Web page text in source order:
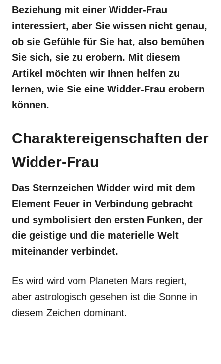
Beziehung mit einer Widder-Frau
interessiert, aber Sie wissen nicht genau,
ob sie Gefühle für Sie hat, also bemühen
Sie sich, sie zu erobern. Mit diesem
Artikel möchten wir Ihnen helfen zu
lernen, wie Sie eine Widder-Frau erobern
können.
Charaktereigenschaften der
Widder-Frau
Das Sternzeichen Widder wird mit dem
Element Feuer in Verbindung gebracht
und symbolisiert den ersten Funken, der
die geistige und die materielle Welt
miteinander verbindet.
Es wird wird vom Planeten Mars regiert,
aber astrologisch gesehen ist die Sonne in
diesem Zeichen dominant.